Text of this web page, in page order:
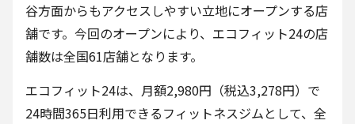
谷方面からもアクセスしやすい立地にオープンする店
舗です。今回のオープンにより、エコフィット24の店
舗数は全国61店舗となります。
エコフィット24は、月額2,980円（税込3,278円）で
24時間365日利用できるフィットネスジムとして、全